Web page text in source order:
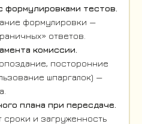
формулировками тестов.
формулировки —
ответов.
комиссии.
посторонние
шпаргалок) —
плана при пересдаче.
и загруженность